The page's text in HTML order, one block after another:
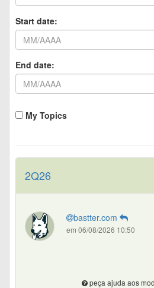
Start date:
End date:
My Topics
2Q26
bastter.com
em 06/08/2026 10:50
peça ajuda aos